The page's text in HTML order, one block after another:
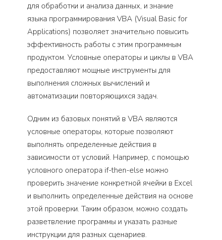
для обработки и анализа данных, и знание
языка программирования VBA (Visual Basic for
Applications) позволяет значительно повысить
эффективность работы с этим программным
продуктом. Условные операторы и циклы в VBA
предоставляют мощные инструменты для
выполнения сложных вычислений и
автоматизации повторяющихся задач.
Одним из базовых понятий в VBA являются
условные операторы, которые позволяют
выполнять определенные действия в
зависимости от условий. Например, с помощью
условного оператора if-then-else можно
проверить значение конкретной ячейки в Excel
и выполнить определенные действия на основе
этой проверки. Таким образом, можно создать
разветвление программы и указать разные
инструкции для разных сценариев.